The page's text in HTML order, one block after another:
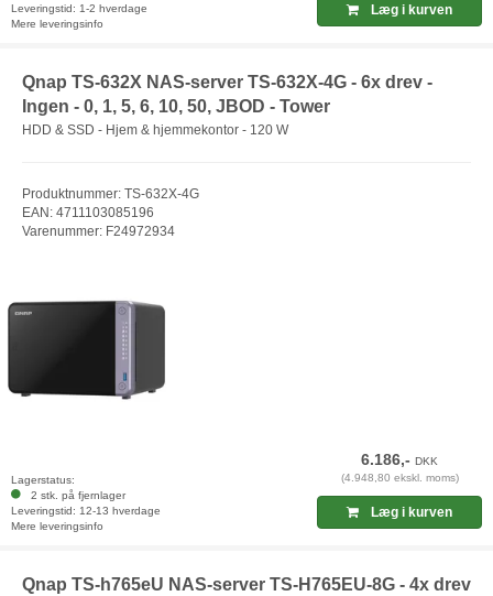
Leveringstid: 1-2 hverdage
Mere leveringsinfo
Læg i kurven
Qnap TS-632X NAS-server TS-632X-4G - 6x drev -
Ingen - 0, 1, 5, 6, 10, 50, JBOD - Tower
HDD & SSD - Hjem & hjemmekontor - 120 W
Produktnummer: TS-632X-4G
EAN: 4711103085196
Varenummer: F24972934
Lagerstatus:
2 stk. på fjernlager
Leveringstid: 12-13 hverdage
Mere leveringsinfo
6.186,-DKK
(4.948,80 ekskl. moms)
Læg i kurven
Qnap TS-h765eU NAS-server TS-H765EU-8G - 4x drev